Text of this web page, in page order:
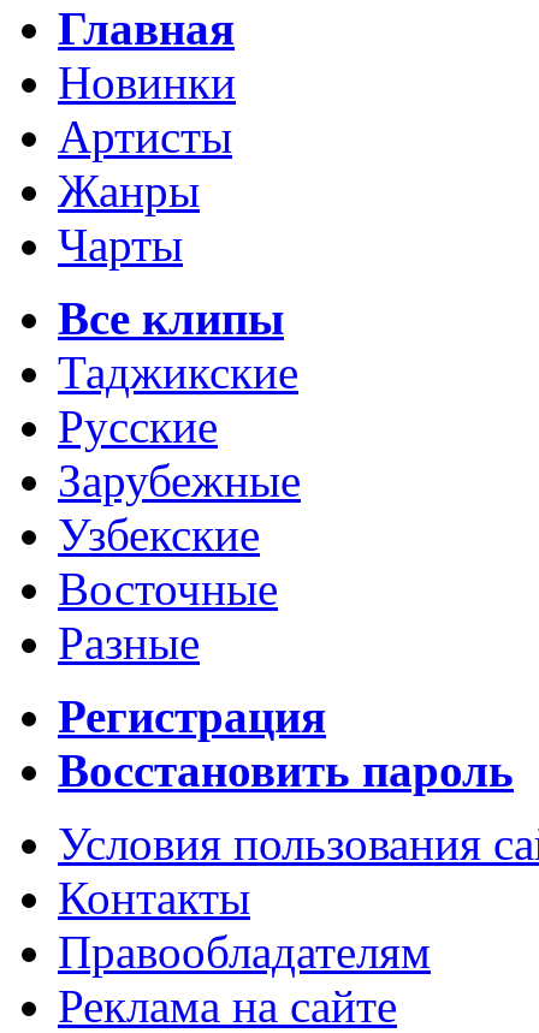
Главная
Новинки
Артисты
Жанры
Чарты
Все клипы
Таджикские
Русские
Зарубежные
Узбекские
Восточные
Разные
Регистрация
Восстановить пароль
Условия пользования
Контакты
Правообладателям
Реклама на сайте